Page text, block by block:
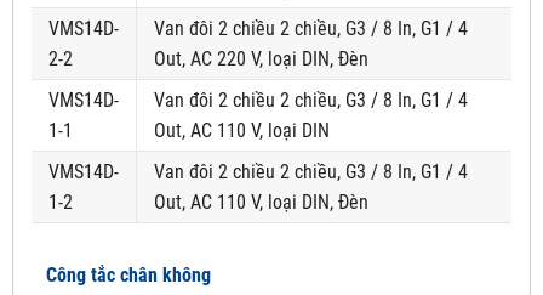
VMS14D-
2-2
Van đôi 2 chiều 2 chiều, G3 / 8 In, G1 / 4
Out, AC 220 V, loại DIN, Đèn
VMS14D-
1-1
Van đôi 2 chiều 2 chiều, G3 / 8 In, G1 / 4
Out, AC 110 V, loại DIN
VMS14D-
1-2
Van đôi 2 chiều 2 chiều, G3 / 8 In, G1 / 4
Out, AC 110 V, loại DIN, Đèn
Công tắc chân không